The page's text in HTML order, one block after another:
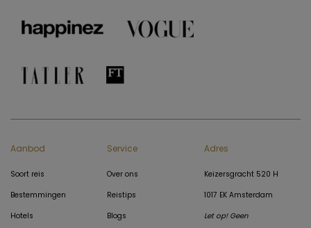
Aanbod
Soort reis
Bestemmingen
Hotels
Service
Over ons
Reistips
Blogs
Adres
Keizersgracht 520 H
1017 EK Amsterdam
Let op! Geen